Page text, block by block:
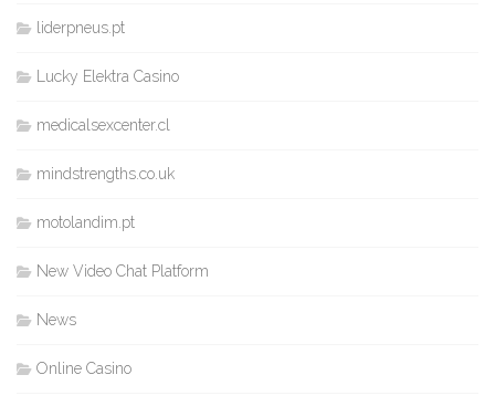
liderpneus.pt
Lucky Elektra Casino
medicalsexcenter.cl
mindstrengths.co.uk
motolandim.pt
New Video Chat Platform
News
Online Casino